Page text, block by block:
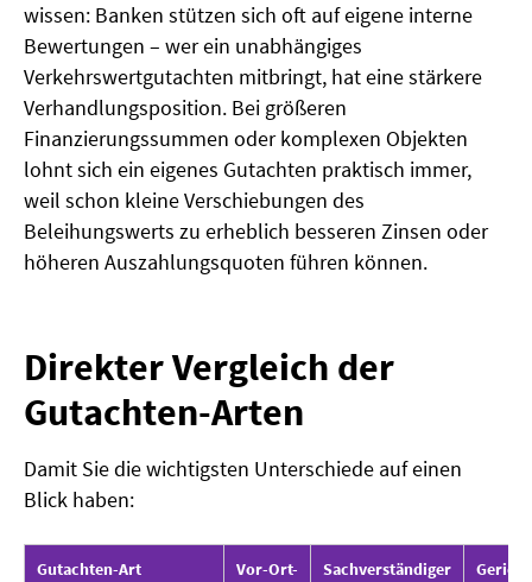
wissen: Banken stützen sich oft auf eigene interne
Bewertungen – wer ein unabhängiges
Verkehrswertgutachten mitbringt, hat eine stärkere
Verhandlungsposition. Bei größeren
Finanzierungssummen oder komplexen Objekten
lohnt sich ein eigenes Gutachten praktisch immer,
weil schon kleine Verschiebungen des
Beleihungswerts zu erheblich besseren Zinsen oder
höheren Auszahlungsquoten führen können.
Direkter Vergleich der
Gutachten-Arten
Damit Sie die wichtigsten Unterschiede auf einen
Blick haben:
Gutachten-Art
Vor-Ort-
Sachverständiger